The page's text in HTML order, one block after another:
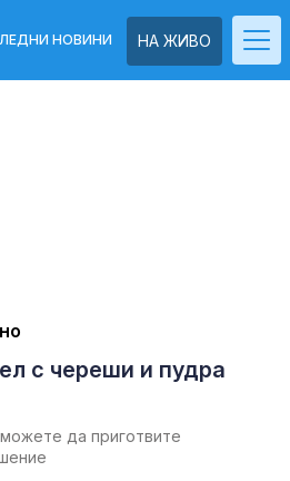
НА ЖИВО
НОВИНИ
с череши и пудра
да приготвите